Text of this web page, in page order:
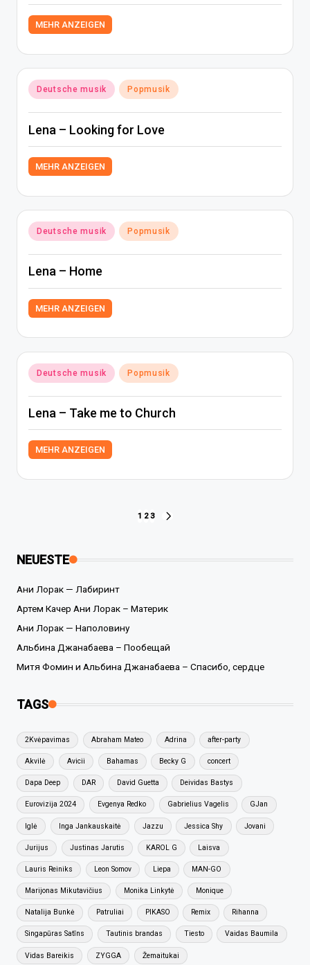
MEHR ANZEIGEN
Posted
in
Deutsche musik Popmusik
Lena – Looking for Love
MEHR ANZEIGEN
Posted
in
Deutsche musik Popmusik
Lena – Home
MEHR ANZEIGEN
Posted
in
Deutsche musik Popmusik
Lena – Take me to Church
MEHR ANZEIGEN
Seitennummerierung
Beiträge
1 2 3
NEUESTE
Ани Лорак — Лабиринт
Артем Качер Ани Лорак – Материк
Ани Лорак — Наполовину
Альбина Джанабаева – Пообещай
Митя Фомин и Альбина Джанабаева – Спасибо, сердце
TAGS
2Kvėpavimas Abraham Mateo Adrina after-party
Akvilė Avicii Bahamas Becky G concert
Dapa Deep DAR David Guetta Deividas Bastys
Eurovizija 2024 Evgenya Redko Gabrielius Vagelis GJan
Iglė Inga Jankauskaitė Jazzu Jessica Shy Jovani
Jurijus Justinas Jarutis KAROL G Laisva
Lauris Reiniks Leon Somov Liepa MAN-GO
Marijonas Mikutavičius Monika Linkytė Monique
Natalija Bunkė Patruliai PIKASO Remix Rihanna
Singapūras Satīns Tautinis brandas Tiesto Vaidas Baumila
Vidas Bareikis ZYGGA Žemaitukai